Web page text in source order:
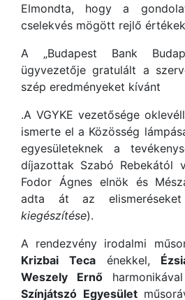
Elmondta, hogy a
cselekvés mögött rejlő
A „Budapest Bank
ügyvezetője gratulált a
szép eredményeket kívánt
.A VGYKE vezetősége
ismerte el a Közösség
egyesületeknek a
díjazottak Szabó Rebekától
Fodor Ágnes elnök és
adta át az
kiegészítése).
A rendezvény irodalmi
Krizbai Tecaénekkel,
Weszely Ernő
Színjátszó Egyesület